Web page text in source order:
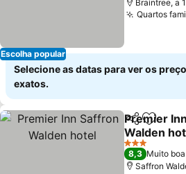
Escolha popular
Braintree, a
Quartos
Selecione as datas para ver os
exatos.
Partilhar
Premier
Walden
Ver preços
3 Estrelas
8,3 Muito boa
Saffron